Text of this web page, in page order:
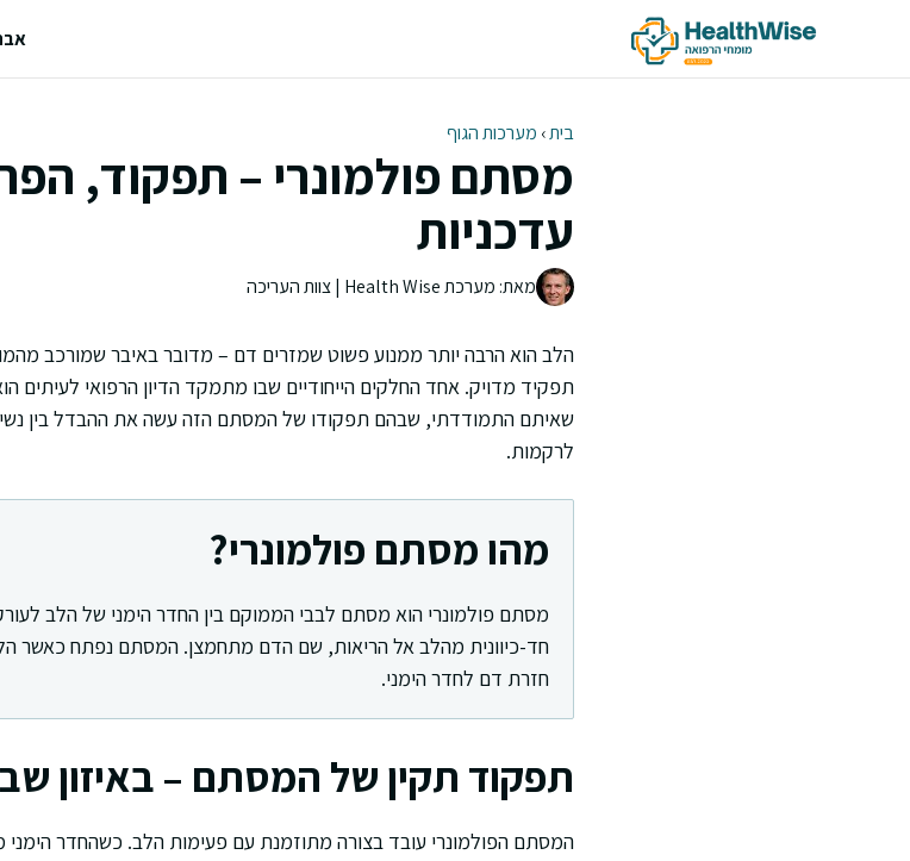
בית› מערכות הגוף
מסתם פולמונרי – תפקוד,
עדכניות
מאת: מערכת Health Wise | צוות העריכה
הלב הוא הרבה יותר ממנוע פשוט שמזרים דם – מדובר באיבר שמורכב
תפקיד מדויק. אחד החלקים הייחודיים שבו מתמקד הדיון הרפואי לעיתים
שאיתם התמודדתי, שבהם תפקודו של המסתם הזה עשה את ההבדל בין
לרקמות.
מהו מסתם פולמונרי?
מסתם פולמונרי הוא מסתם לבבי הממוקם בין החדר הימני של הלב
חד-כיוונית מהלב אל הריאות, שם הדם מתחמצן. המסתם נפתח כאשר
חזרת דם לחדר הימני.
תפקוד תקין של המסתם – באיזון
המסתם הפולמונרי עובד בצורה מתוזמנת עם פעימות הלב. כשהחדר הימני